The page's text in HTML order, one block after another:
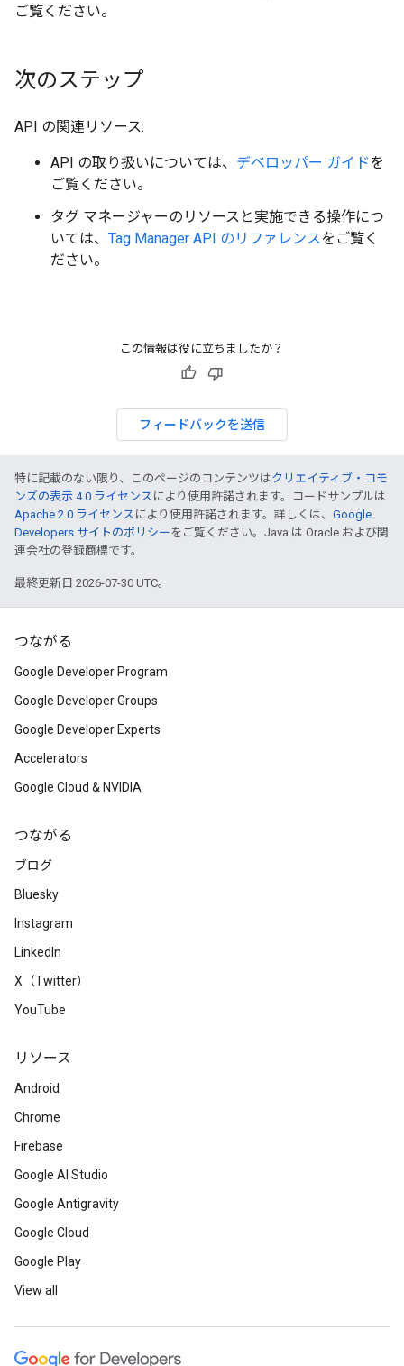
ご覧ください。
次のステップ
API の関連リソース:
API の取り扱いについては、 デベロッパー ガイドを
ご覧ください。
タグ マネージャーのリソースと実施できる操作につ
いては、 Tag Manager API のリファレンスをご覧く
ださい。
この情報は役に立ちましたか？
フィードバックを送信
特に記載のない限り、このページのコンテンツはクリエイティブ・コモ
ンズの表示 4.0 ライセンス により使用許諾されます。コードサンプルは
Apache 2.0 ライセンス により使用許諾されます。詳しくは、 Google
Developers サイトのポリシー をご覧ください。Java は Oracle および関
連会社の登録商標です。
最終更新日 2026-07-30 UTC。
つながる
Google Developer Program
Google Developer Groups
Google Developer Experts
Accelerators
Google Cloud & NVIDIA
つながる
ブログ
Bluesky
Instagram
LinkedIn
X（Twitter）
YouTube
リソース
Android
Chrome
Firebase
Google AI Studio
Google Antigravity
Google Cloud
Google Play
View all